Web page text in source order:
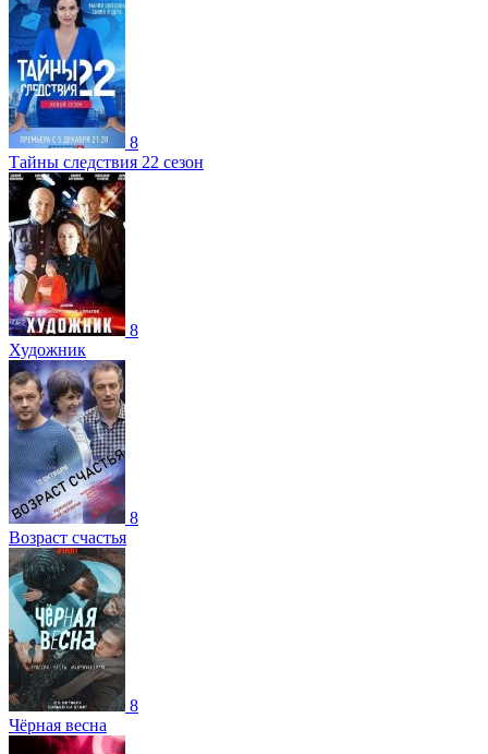
8
Тайны следствия 22 сезон
8
Художник
8
Возраст счастья
8
Чёрная весна